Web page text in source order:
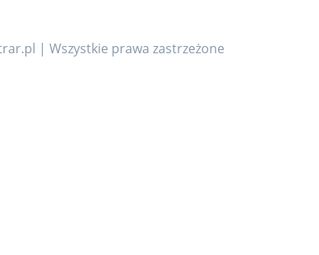
| Wszystkie prawa zastrzeżone